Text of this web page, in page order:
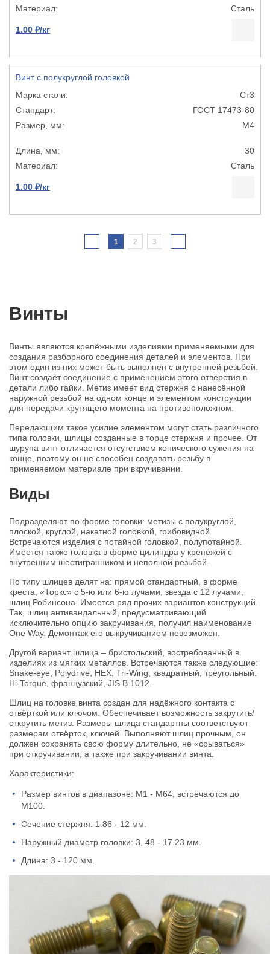
Сталь
1.00 ₽/кг
Винт с полукруглой головкой
Ст3
ГОСТ 17473-80
М4
30
Сталь
1.00 ₽/кг
1 2 3
Винты
Винты являются крепёжными изделиями применяемыми для
создания разборного соединения деталей и элементов. При
этом один из них может быть выполнен с внутренней резьбой.
Винт создаёт соединение с применением этого отверстия в
детали либо гайки. Метиз имеет вид стержня с нанесённой
наружной резьбой на одном конце и элементом конструкции
для передачи крутящего момента на противоположном.
Передающим такое усилие элементом могут стать различного
типа головки, шлицы созданные в торце стержня и прочее. От
шурупа винт отличается отсутствием конического сужения на
конце, поэтому он не способен создавать резьбу в
применяемом материале при вкручивании.
Виды
Подразделяют по форме головки: метизы с полукруглой,
плоской, круглой, накатной головкой, грибовидной.
Встречаются изделия с потайной головкой, полупотайной.
Имеется также головка в форме цилиндра у крепежей с
внутренним шестигранником и неполной резьбой.
По типу шлицев делят на: прямой стандартный, в форме
креста, «Торкс» с 5-ю или 6-ю лучами, звезда с 12 лучами,
шлиц Робинсона. Имеется ряд прочих вариантов конструкций.
Так, шлиц антивандальный, предусматривающий
исключительно опцию закручивания, получил наименование
One Way. Демонтаж его выкручиванием невозможен.
Другой вариант шлица – бристольский, востребованный в
изделиях из мягких металлов. Встречаются также следующие:
Snake-eye, Polydrive, HEX, Tri-Wing, квадратный, треугольный.
Hi-Torque, французский, JIS B 1012.
Шлиц на головке винта создан для надёжного контакта с
отвёрткой или ключом. Обеспечивает возможность закрутить/
открутить метиз. Размеры шлица стандартны соответствуют
размерам отвёрток, ключей. Выполняют шлиц прочным, он
должен сохранять свою форму длительно, не «срываться»
при откручивании, а также при закручивании винта.
Характеристики:
Размер винтов в диапазоне: М1 - М64, встречаются до
М100.
Сечение стержня: 1.86 - 12 мм.
Наружный диаметр головки: 3, 48 - 17.23 мм.
Длина: 3 - 120 мм.